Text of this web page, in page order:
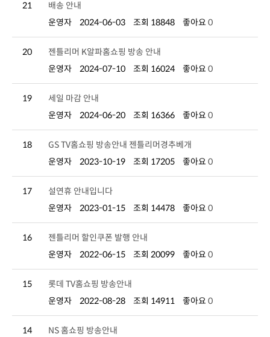
21
배송 안내
운영자
2024-06-03 조회 18848 좋아요 0
20
젠틀리머 K알파홈쇼핑 방송 안내
운영자
2024-07-10 조회 16024 좋아요 0
19
세일 마감 안내
운영자
2024-06-20 조회 16366 좋아요 0
18
GS TV홈쇼핑 방송안내 젠틀리머경추베개
운영자
2023-10-19 조회 17205 좋아요 0
17
설연휴 안내입니다
운영자
2023-01-15 조회 14478 좋아요 0
16
젠틀리머 할인쿠폰 발행 안내
운영자
2022-06-15 조회 20099 좋아요 0
15
롯데 TV홈쇼핑 방송안내
운영자
2022-08-28 조회 14911 좋아요 0
14
NS 홈쇼핑 방송안내